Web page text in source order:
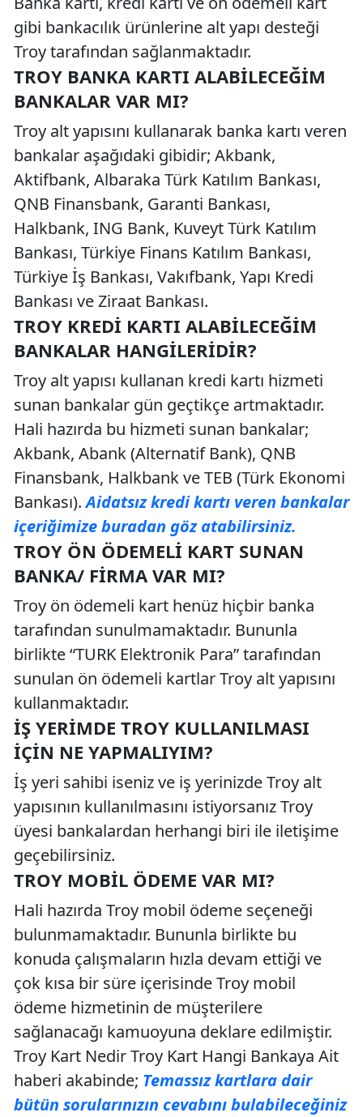
gibi bankacılık ürünlerine alt yapı desteği
Troy tarafından sağlanmaktadır.
TROY BANKA KARTI ALABILECEĞIM
BANKALAR VAR MI?
Troy alt yapısını kullanarak banka kartı veren
bankalar aşağıdaki gibidir; Akbank,
Aktifbank, Albaraka Türk Katılım Bankası,
QNB Finansbank, Garanti Bankası,
Halkbank, ING Bank, Kuveyt Türk Katılım
Bankası, Türkiye Finans Katılım Bankası,
Türkiye İş Bankası, Vakıfbank, Yapı Kredi
Bankası ve Ziraat Bankası.
TROY KREDI KARTI ALABILECEĞIM
BANKALAR HANGILERIDIR?
Troy alt yapısı kullanan kredi kartı hizmeti
sunan bankalar gün geçtikçe artmaktadır.
Hali hazırda bu hizmeti sunan bankalar;
Akbank, Abank (Alternatif Bank), QNB
Finansbank, Halkbank ve TEB (Türk Ekonomi
Bankası).Aidatsız kredi kartı veren bankalar
içeriğimize buradan göz atabilirsiniz.
TROY ÖN ÖDEMELI KART SUNAN
BANKA/ FIRMA VAR MI?
Troy ön ödemeli kart henüz hiçbir banka
tarafından sunulmamaktadır. Bununla
birlikte “TURK Elektronik Para” tarafından
sunulan ön ödemeli kartlar Troy alt yapısını
kullanmaktadır.
İŞ YERIMDE TROY KULLANILMASI
İÇIN NE YAPMALIYIM?
İş yeri sahibi iseniz ve iş yerinizde Troy alt
yapısının kullanılmasını istiyorsanız Troy
üyesi bankalardan herhangi biri ile iletişime
geçebilirsiniz.
TROY MOBIL ÖDEME VAR MI?
Hali hazırda Troy mobil ödeme seçeneği
bulunmamaktadır. Bununla birlikte bu
konuda çalışmaların hızla devam ettiği ve
çok kısa bir süre içerisinde Troy mobil
ödeme hizmetinin de müşterilere
sağlanacağı kamuoyuna deklare edilmiştir.
Troy Kart Nedir Troy Kart Hangi Bankaya Ait
haberi akabinde; Temassız kartlara dair
bütün sorularınızın cevabını bulabileceğiniz